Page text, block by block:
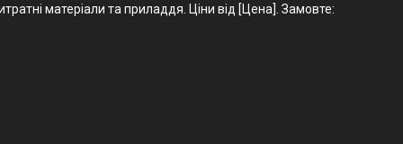
матеріали та приладдя. Ціни від [Цена]. Замовте: